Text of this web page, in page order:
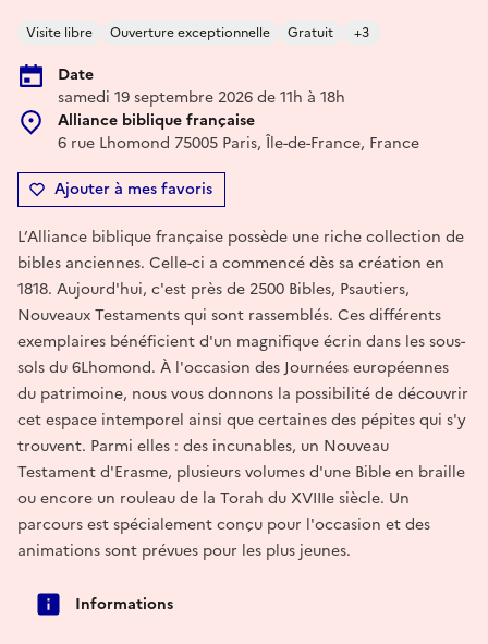
Visite libre Ouverture exceptionnelle Gratuit +3
Date
samedi 19 septembre 2026 de 11h à 18h
Alliance biblique française
6 rue Lhomond 75005 Paris, Île-de-France, France
Ajouter à mes favoris
L’Alliance biblique française possède une riche collection de
bibles anciennes. Celle-ci a commencé dès sa création en
1818. Aujourd'hui, c'est près de 2500 Bibles, Psautiers,
Nouveaux Testaments qui sont rassemblés. Ces différents
exemplaires bénéficient d'un magnifique écrin dans les sous-
sols du 6Lhomond. À l'occasion des Journées européennes
du patrimoine, nous vous donnons la possibilité de découvrir
cet espace intemporel ainsi que certaines des pépites qui s'y
trouvent. Parmi elles : des incunables, un Nouveau
Testament d'Erasme, plusieurs volumes d'une Bible en braille
ou encore un rouleau de la Torah du XVIIIe siècle. Un
parcours est spécialement conçu pour l'occasion et des
animations sont prévues pour les plus jeunes.
Informations